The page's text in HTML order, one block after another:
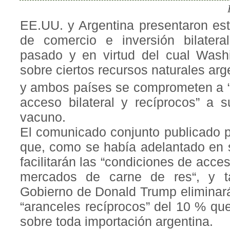
EE.UU. y Argentina presentaron
de comercio e inversión
pasado y en virtud del cual
sobre ciertos recursos naturales
y ambos países se comprometen a
acceso bilateral y recíprocos” a
vacuno.
El comunicado conjunto publicado
que, como se había adelantado en
facilitarán las “condiciones de
mercados de carne de res“, y
Gobierno de Donald Trump
“aranceles recíprocos” del 10 %
sobre toda importación argentina.